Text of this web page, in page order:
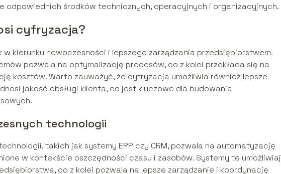
odpowiednich środków technicznych, operacyjnych i organizacyjnych.
cyfryzacja?
kierunku nowoczesności i lepszego zarządzania przedsiębiorstwem.
pozwala na optymalizację procesów, co z kolei przekłada się na
kosztów. Warto zauważyć, że cyfryzacja umożliwia również lepsze
jakość obsługi klienta, co jest kluczowe dla budowania
technologii
takich jak systemy ERP czy CRM, pozwala na automatyzację
w kontekście oszczędności czasu i zasobów. Systemy te
co z kolei pozwala na lepsze zarządzanie i koordynację